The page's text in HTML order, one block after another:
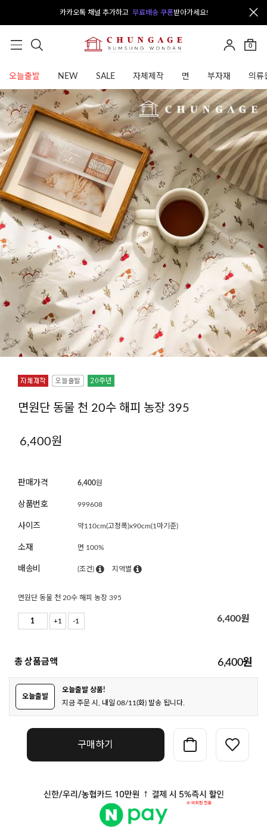
카카오톡 채널 추가하고 무료배송 쿠폰받아가세요!
0
오늘출발 NEW SALE 자체제작 면 부자재 의류
면원단 동물 천 20수 해피 농장 395
6,400원
판매가격 6,400원
상품번호 999608
사이즈 약110cm(고정폭)x90cm(1마기준)
소재 면 100%
배송비 (조건) 지역별
면원단 동물 천 20수 해피 농장 395
+1 -1 6,400원
총 상품금액 6,400원
오늘출발
오늘출발 상품!
지금 주문 시, 내일 08/11(화) 발송 됩니다.
구매하기